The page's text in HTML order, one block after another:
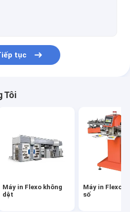
vuông
dùng một lần
thuật dùng một lần
tục
Tôi
Máy in Flexo không
dệt
Máy in Flexo
số